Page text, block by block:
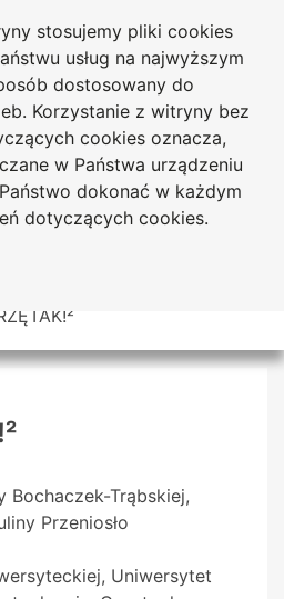
stosujemy pliki cookies
usług na najwyższym
dostosowany do
Korzystanie z witryny bez
cookies oznacza,
w Państwa urządzeniu
dokonać w każdym
dotyczących cookies.
menu
serwisu
w Częstochowie
Bochaczek-Trąbskiej,
Przeniosło
Uniwersytet